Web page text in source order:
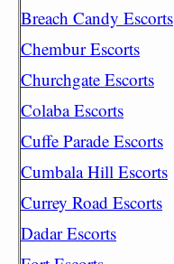
Breach Candy Escorts
Chembur Escorts
Churchgate Escorts
Colaba Escorts
Cuffe Parade Escorts
Cumbala Hill Escorts
Currey Road Escorts
Dadar Escorts